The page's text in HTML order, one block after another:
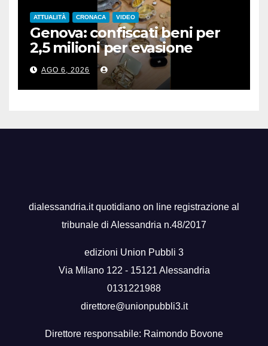
ATTUALITÀ CRONACA VIDEO
Genova: confiscati beni per
2,5 milioni per evasione
fiscale
AGO 6, 2026
dialessandria.it quotidiano on line registrazione al
tribunale di Alessandria n.48/2017
edizioni Union Pubbli 3
Via Milano 122 - 15121 Alessandria
0131221988
direttore@unionpubbli3.it
Direttore responsabile: Raimondo Bovone